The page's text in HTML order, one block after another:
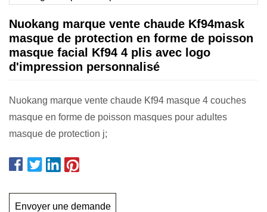
Nuokang marque vente chaude Kf94mask
masque de protection en forme de poisson
masque facial Kf94 4 plis avec logo
d'impression personnalisé
Nuokang marque vente chaude Kf94 masque 4 couches
masque en forme de poisson masques pour adultes
masque de protection j;
Envoyer une demande